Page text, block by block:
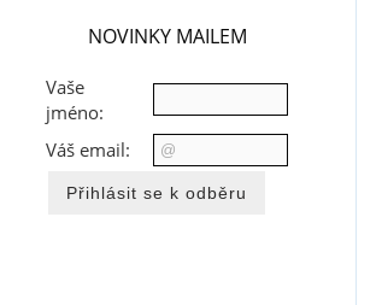
NOVINKY MAILEM
Vaše
jméno:
Váš email: